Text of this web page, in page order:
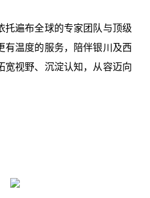
托遍布全球的专家团队与顶级
有温度的服务，陪伴银川及西
宽视野、沉淀认知，从容迈向